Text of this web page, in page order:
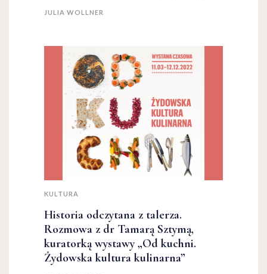
JULIA WOLLNER
KULTURA
Historia odczytana z talerza.
Rozmowa z dr Tamarą Sztymą,
kuratorką wystawy „Od kuchni.
Żydowska kultura kulinarna”